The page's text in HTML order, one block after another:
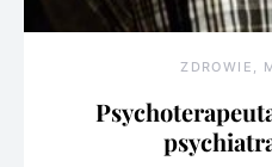
ZDROWIE,